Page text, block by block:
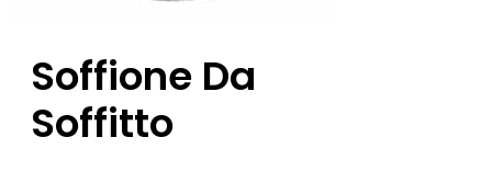
Soffione Da
Soffitto